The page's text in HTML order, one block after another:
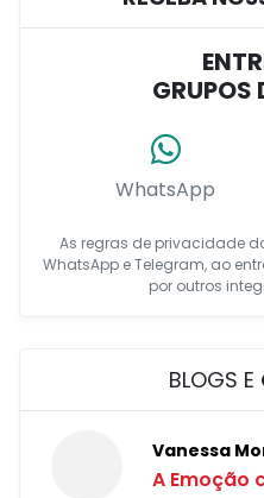
GRUPOS
WhatsApp
As regras de privacidade
WhatsApp e Telegram, ao
por outros
BLOGS E
Vanessa
A Emoção